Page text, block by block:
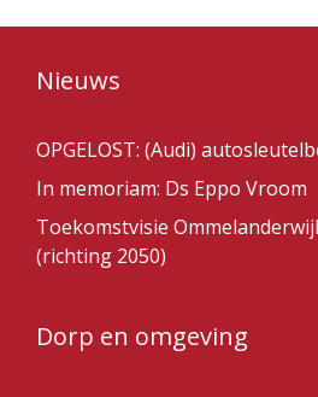
Nieuws
OPGELOST: (Audi)
In memoriam: Ds Eppo Vroom
Toekomstvisie
(richting 2050)
Dorp en omgeving